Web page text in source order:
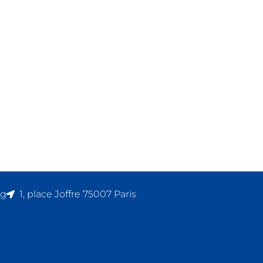
1, place Joffre 75007 Paris